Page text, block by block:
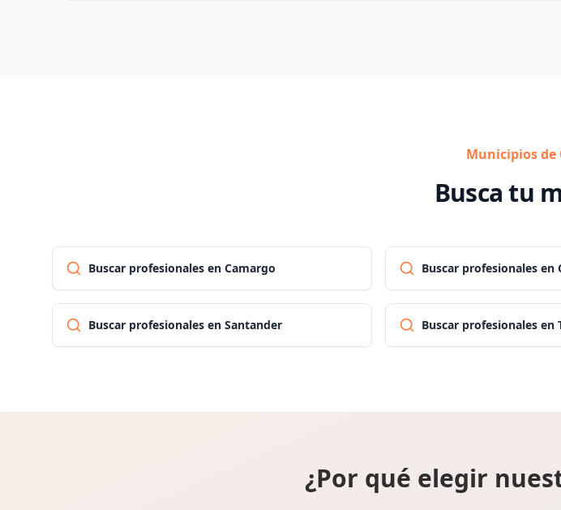
Municipios de
Busca tu
Buscar profesionales en Camargo Buscar profesionales en
Buscar profesionales en Santander Buscar profesionales en
¿Por qué elegir